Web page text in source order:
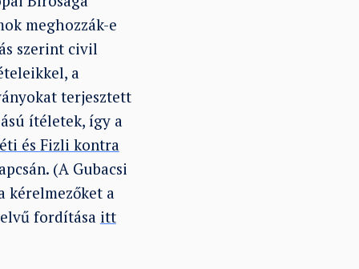
meghozzák-e
szerint civil
a
terjesztett
ítéletek, így a
és Fizli kontra
(A Gubacsi
kérelmezőket a
fordítása itt